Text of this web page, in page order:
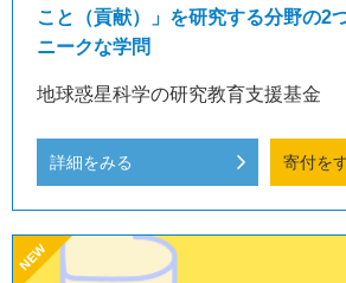
こと（貢献）」を研究する分野の2
ニークな学問
地球惑星科学の研究教育支援基金
詳細をみる 寄付を